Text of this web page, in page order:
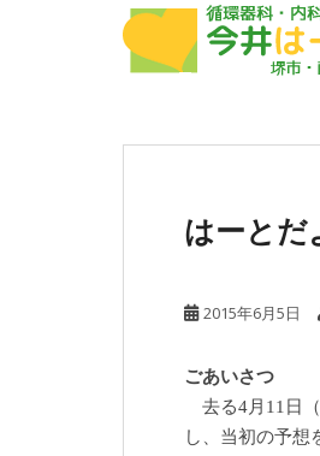
はーとだ
2015年6月5日
ごあいさつ
去る4月11日
し、当初の予想